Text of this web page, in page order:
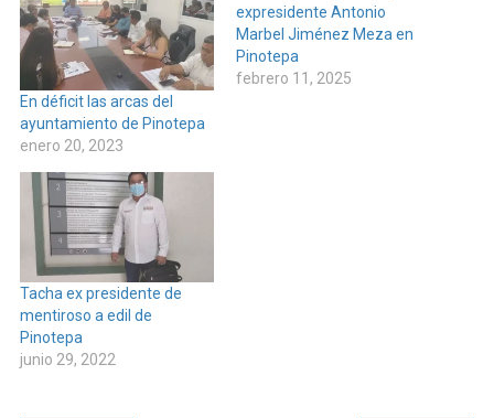
En déficit las arcas del
ayuntamiento de Pinotepa
enero 20, 2023
expresidente Antonio
Marbel Jiménez Meza en
Pinotepa
febrero 11, 2025
Tacha ex presidente de
mentiroso a edil de
Pinotepa
junio 29, 2022